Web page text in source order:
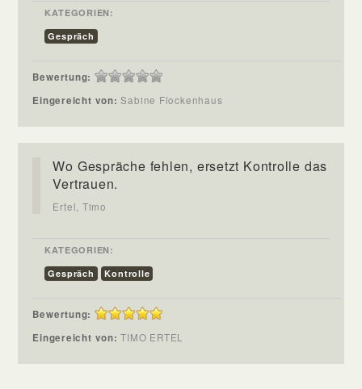
KATEGORIEN:
Gespräch
Bewertung:
Eingereicht von:Sabine Flockenhaus
Wo Gespräche fehlen, ersetzt Kontrolle das
Vertrauen.
Ertel, Timo
KATEGORIEN:
Gespräch
Kontrolle
Bewertung:
Eingereicht von:TIMO ERTEL